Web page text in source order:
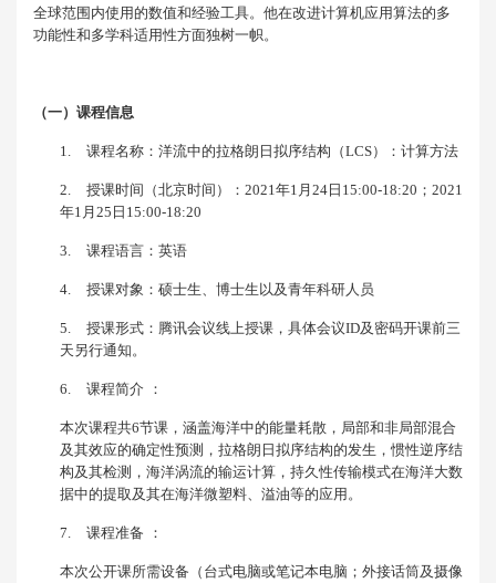
全球范围内使用的数值和经验工具。他在改进计算机应用算法的多
功能性和多学科适用性方面独树一帜。
（一）课程信息
1. 课程名称：洋流中的拉格朗日拟序结构（LCS）：计算方法
2. 授课时间（北京时间）： 2021 年1 月 24日 15:00-18:20 ； 2021
年1 月 25 日 15:00-18:20
3. 课程语言：英语
4. 授课对象：硕士生、博士生以及青年科研人员
5. 授课形式：腾讯会议线上授课，具体会议ID及密码开课前三
天另行通知。
6. 课程简介 ：
本次课程共6节课，涵盖海洋中的能量耗散，局部和非局部混合
及其效应的确定性预测，拉格朗日拟序结构的发生，惯性逆序结
构及其检测，海洋涡流的输运计算，持久性传输模式在海洋大数
据中的提取及其在海洋微塑料、溢油等的应用。
7. 课程准备 ：
本次公开课所需设备（台式电脑或笔记本电脑；外接话筒及摄像